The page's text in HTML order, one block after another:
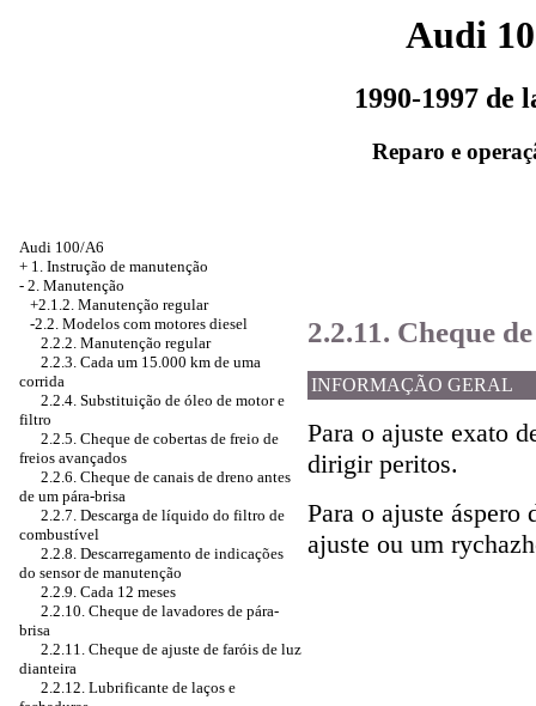
Audi
1990-1997 de
Reparo e
Audi 100/A6
+ 1. Instrução de manutenção
- 2. Manutenção
+2.1.2. Manutenção regular
-2.2. Modelos com motores diesel
2.2.2. Manutenção regular
2.2.3. Cada um 15.000 km de uma
corrida
2.2.4. Substituição de óleo de motor e
filtro
2.2.5. Cheque de cobertas de freio de
freios avançados
2.2.6. Cheque de canais de dreno antes
de um pára-brisa
2.2.7. Descarga de líquido do filtro de
combustível
2.2.8. Descarregamento de indicações
do sensor de manutenção
2.2.9. Cada 12 meses
2.2.10. Cheque de lavadores de pára-
brisa
2.2.11. Cheque de ajuste de faróis de luz
dianteira
2.2.12. Lubrificante de laços e
2.2.11. Cheque
INFORMAÇÃO GERAL
Para o ajuste exato
dirigir peritos.
Para o ajuste áspero
ajuste ou um